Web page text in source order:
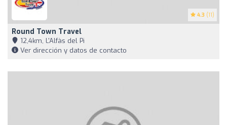
4.3 (11)
Round Town Travel
12,4km, L'Alfàs del Pi
Ver dirección y datos de contacto